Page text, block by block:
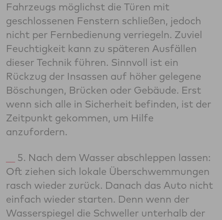
Fahrzeugs möglichst die Türen mit
geschlossenen Fenstern schließen, jedoch
nicht per Fernbedienung verriegeln. Zuviel
Feuchtigkeit kann zu späteren Ausfällen
dieser Technik führen. Sinnvoll ist ein
Rückzug der Insassen auf höher gelegene
Böschungen, Brücken oder Gebäude. Erst
wenn sich alle in Sicherheit befinden, ist der
Zeitpunkt gekommen, um Hilfe
anzufordern.
5. Nach dem Wasser abschleppen lassen:
Oft ziehen sich lokale Überschwemmungen
rasch wieder zurück. Danach das Auto nicht
einfach wieder starten. Denn wenn der
Wasserspiegel die Schweller unterhalb der